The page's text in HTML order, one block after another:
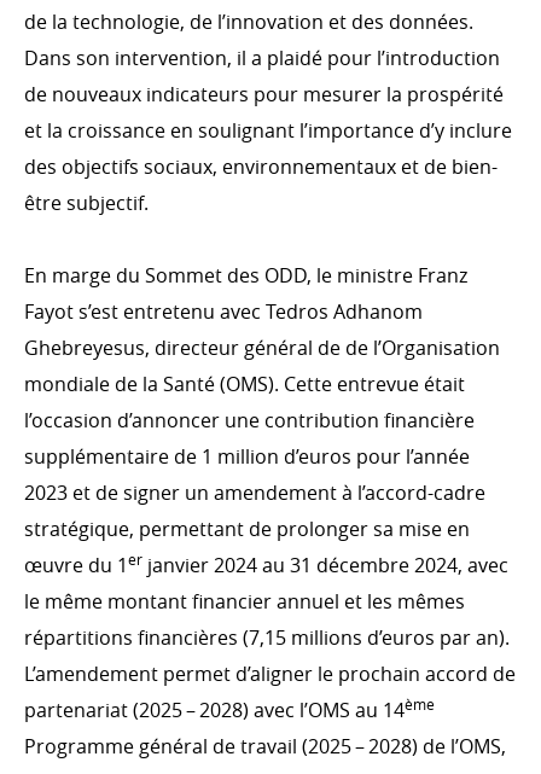
de la technologie, de l’innovation et des données.
Dans son intervention, il a plaidé pour l’introduction
de nouveaux indicateurs pour mesurer la prospérité
et la croissance en soulignant l’importance d’y inclure
des objectifs sociaux, environnementaux et de bien-
être subjectif.
En marge du Sommet des ODD, le ministre Franz
Fayot s’est entretenu avec Tedros Adhanom
Ghebreyesus, directeur général de de l’Organisation
mondiale de la Santé (OMS). Cette entrevue était
l’occasion d’annoncer une contribution financière
supplémentaire de 1 million d’euros pour l’année
2023 et de signer un amendement à l’accord-cadre
stratégique, permettant de prolonger sa mise en
œuvre du 1er janvier 2024 au 31 décembre 2024, avec
le même montant financier annuel et les mêmes
répartitions financières (7,15 millions d’euros par an).
L’amendement permet d’aligner le prochain accord de
partenariat (2025 – 2028) avec l’OMS au 14ème
Programme général de travail (2025 – 2028) de l’OMS,